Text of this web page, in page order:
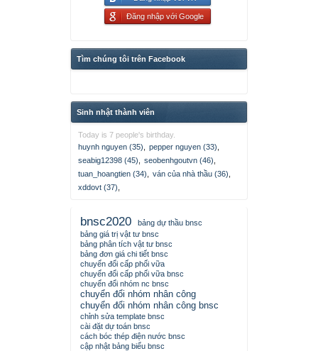
Đăng nhập với Google
Tìm chúng tôi trên Facebook
Sinh nhật thành viên
Today is 7 people's birthday.
huynh nguyen (35)
pepper nguyen (33)
seabig12398 (45)
seobenhgoutvn (46)
tuan_hoangtien (34)
ván của nhà thầu (36)
xddovt (37)
bnsc2020
bảng dự thầu bnsc
bảng giá trị vật tư bnsc
bảng phân tích vật tư bnsc
bảng đơn giá chi tiết bnsc
chuyển đổi cấp phối vữa
chuyển đổi cấp phối vữa bnsc
chuyển đổi nhóm nc bnsc
chuyển đổi nhóm nhân công
chuyển đổi nhóm nhân công bnsc
chỉnh sửa template bnsc
cài đặt dự toán bnsc
cách bóc thép điện nước bnsc
cập nhật bảng biểu bnsc